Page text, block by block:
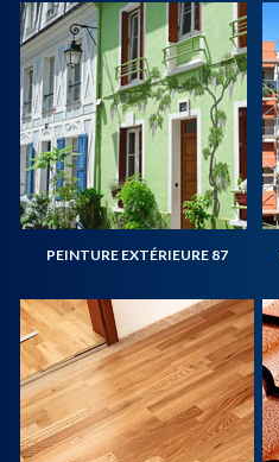
PEINTURE EXTÉRIEURE 87